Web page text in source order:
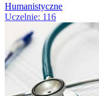
Humanistyczne
Uczelnie: 116